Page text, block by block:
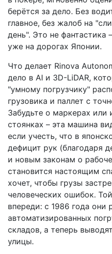
берётся за дело. Без
главное, без жалоб на
день". Это не фантастика
уже на дорогах Японии.
Что делает Rinova
дело в AI и 3D-LiDAR,
"умному погрузчику"
грузовика и паллет с
Забудьте о маркерах или
стоянках – эта машина
если учесть, что в
дефицит рук (благодаря
и новым законам о
становится настоящим
хочет, чтобы грузы
человеческих ошибок.
впереди: с 1986 года они
автоматизированных
складов, а теперь
улицы.